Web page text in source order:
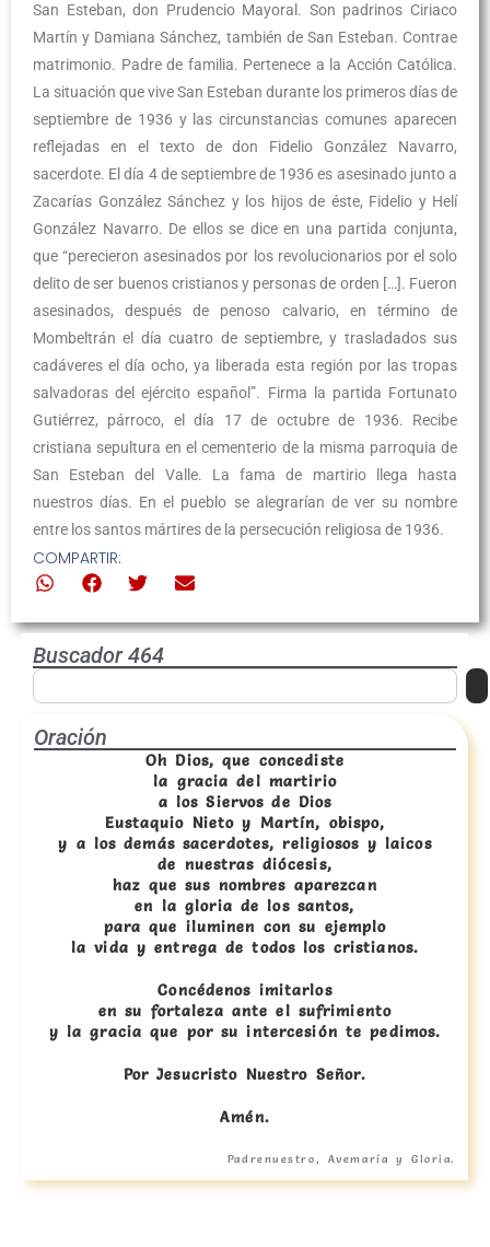
San Esteban, don Prudencio Mayoral. Son padrinos Ciriaco
Martín y Damiana Sánchez, también de San Esteban. Contrae
matrimonio. Padre de familia. Pertenece a la Acción Católica.
La situación que vive San Esteban durante los primeros días de
septiembre de 1936 y las circunstancias comunes aparecen
reflejadas en el texto de don Fidelio González Navarro,
sacerdote. El día 4 de septiembre de 1936 es asesinado junto a
Zacarías González Sánchez y los hijos de éste, Fidelio y Helí
González Navarro. De ellos se dice en una partida conjunta,
que “perecieron asesinados por los revolucionarios por el solo
delito de ser buenos cristianos y personas de orden […]. Fueron
asesinados, después de penoso calvario, en término de
Mombeltrán el día cuatro de septiembre, y trasladados sus
cadáveres el día ocho, ya liberada esta región por las tropas
salvadoras del ejército español”. Firma la partida Fortunato
Gutiérrez, párroco, el día 17 de octubre de 1936. Recibe
cristiana sepultura en el cementerio de la misma parroquia de
San Esteban del Valle. La fama de martirio llega hasta
nuestros días. En el pueblo se alegrarían de ver su nombre
entre los santos mártires de la persecución religiosa de 1936.
COMPARTIR:
Buscador 464
Oración
Oh Dios, que concediste
la gracia del martirio
a los Siervos de Dios
Eustaquio Nieto y Martín, obispo,
y a los demás sacerdotes, religiosos y laicos
de nuestras diócesis,
haz que sus nombres aparezcan
en la gloria de los santos,
para que iluminen con su ejemplo
la vida y entrega de todos los cristianos.
Concédenos imitarlos
en su fortaleza ante el sufrimiento
y la gracia que por su intercesión te pedimos.
Por Jesucristo Nuestro Señor.
Amén.
Padrenuestro, Avemaría y Gloria.